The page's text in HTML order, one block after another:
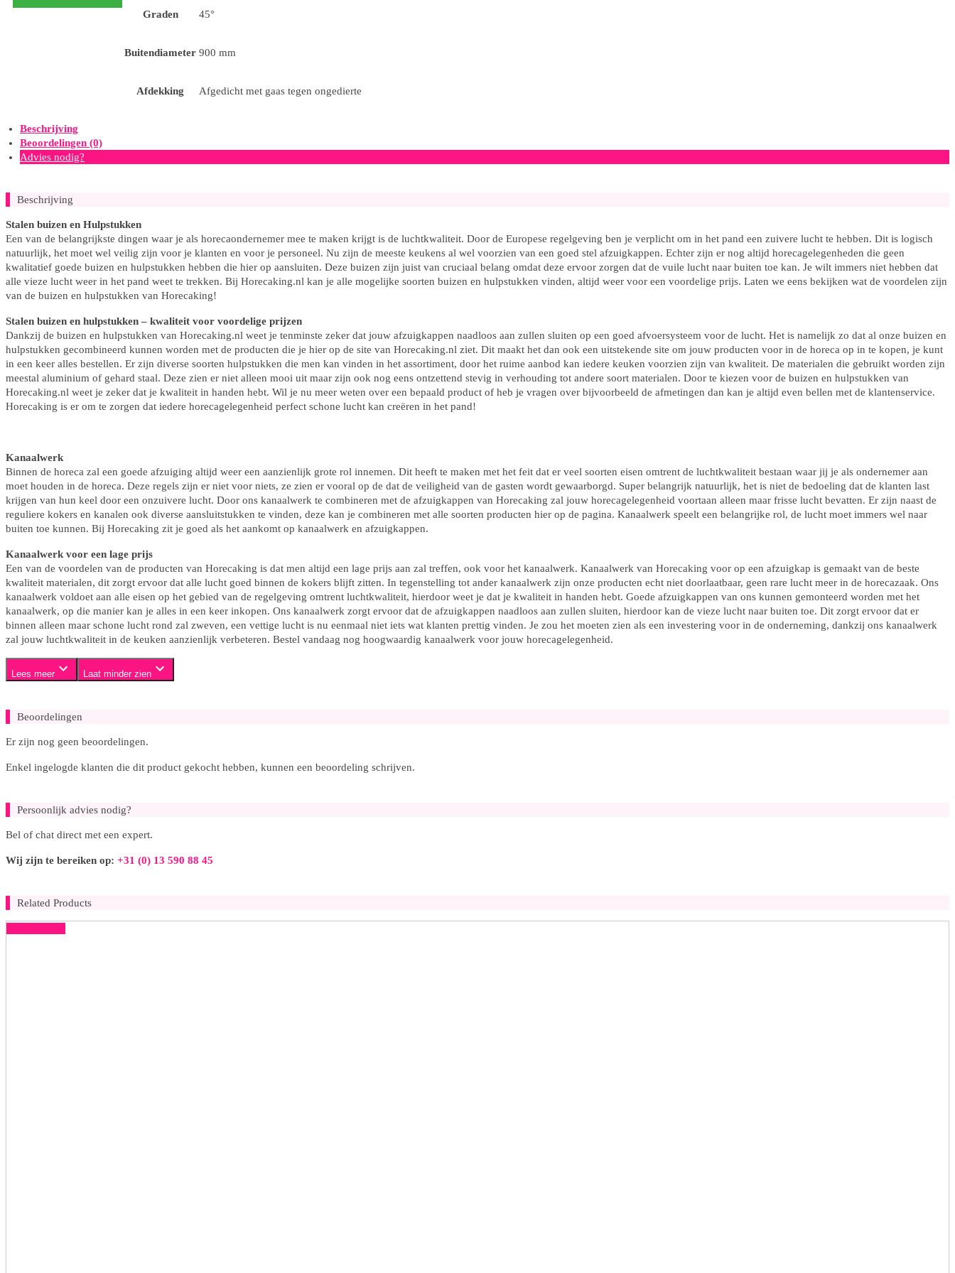
Graden 45°
Buitendiameter 900 mm
Afdekking Afgedicht met gaas tegen ongedierte
Beschrijving
Beoordelingen (0)
Advies nodig?
Beschrijving
Stalen buizen en Hulpstukken
Een van de belangrijkste dingen waar je als horecaondernemer mee te maken krijgt is de luchtkwaliteit. Door de Europese regelgeving ben je verplicht om in het pand een zuivere lucht te hebben. Dit is logisch
natuurlijk, het moet wel veilig zijn voor je klanten en voor je personeel. Nu zijn de meeste keukens al wel voorzien van een goed stel afzuigkappen. Echter zijn er nog altijd horecagelegenheden die geen
kwalitatief goede buizen en hulpstukken hebben die hier op aansluiten. Deze buizen zijn juist van cruciaal belang omdat deze ervoor zorgen dat de vuile lucht naar buiten toe kan. Je wilt immers niet hebben dat
alle vieze lucht weer in het pand weet te trekken. Bij Horecaking.nl kan je alle mogelijke soorten buizen en hulpstukken vinden, altijd weer voor een voordelige prijs. Laten we eens bekijken wat de voordelen zijn
van de buizen en hulpstukken van Horecaking!
Stalen buizen en hulpstukken – kwaliteit voor voordelige prijzen
Dankzij de buizen en hulpstukken van Horecaking.nl weet je tenminste zeker dat jouw afzuigkappen naadloos aan zullen sluiten op een goed afvoersysteem voor de lucht. Het is namelijk zo dat al onze buizen en
hulpstukken gecombineerd kunnen worden met de producten die je hier op de site van Horecaking.nl ziet. Dit maakt het dan ook een uitstekende site om jouw producten voor in de horeca op in te kopen, je kunt
in een keer alles bestellen. Er zijn diverse soorten hulpstukken die men kan vinden in het assortiment, door het ruime aanbod kan iedere keuken voorzien zijn van kwaliteit. De materialen die gebruikt worden zijn
meestal aluminium of gehard staal. Deze zien er niet alleen mooi uit maar zijn ook nog eens ontzettend stevig in verhouding tot andere soort materialen. Door te kiezen voor de buizen en hulpstukken van
Horecaking.nl weet je zeker dat je kwaliteit in handen hebt. Wil je nu meer weten over een bepaald product of heb je vragen over bijvoorbeeld de afmetingen dan kan je altijd even bellen met de klantenservice.
Horecaking is er om te zorgen dat iedere horecagelegenheid perfect schone lucht kan creëren in het pand!
Kanaalwerk
Binnen de horeca zal een goede afzuiging altijd weer een aanzienlijk grote rol innemen. Dit heeft te maken met het feit dat er veel soorten eisen omtrent de luchtkwaliteit bestaan waar jij je als ondernemer aan
moet houden in de horeca. Deze regels zijn er niet voor niets, ze zien er vooral op de dat de veiligheid van de gasten wordt gewaarborgd. Super belangrijk natuurlijk, het is niet de bedoeling dat de klanten last
krijgen van hun keel door een onzuivere lucht. Door ons kanaalwerk te combineren met de afzuigkappen van Horecaking zal jouw horecagelegenheid voortaan alleen maar frisse lucht bevatten. Er zijn naast de
reguliere kokers en kanalen ook diverse aansluitstukken te vinden, deze kan je combineren met alle soorten producten hier op de pagina. Kanaalwerk speelt een belangrijke rol, de lucht moet immers wel naar
buiten toe kunnen. Bij Horecaking zit je goed als het aankomt op kanaalwerk en afzuigkappen.
Kanaalwerk voor een lage prijs
Een van de voordelen van de producten van Horecaking is dat men altijd een lage prijs aan zal treffen, ook voor het kanaalwerk. Kanaalwerk van Horecaking voor op een afzuigkap is gemaakt van de beste
kwaliteit materialen, dit zorgt ervoor dat alle lucht goed binnen de kokers blijft zitten. In tegenstelling tot ander kanaalwerk zijn onze producten echt niet doorlaatbaar, geen rare lucht meer in de horecazaak. Ons
kanaalwerk voldoet aan alle eisen op het gebied van de regelgeving omtrent luchtkwaliteit, hierdoor weet je dat je kwaliteit in handen hebt. Goede afzuigkappen van ons kunnen gemonteerd worden met het
kanaalwerk, op die manier kan je alles in een keer inkopen. Ons kanaalwerk zorgt ervoor dat de afzuigkappen naadloos aan zullen sluiten, hierdoor kan de vieze lucht naar buiten toe. Dit zorgt ervoor dat er
binnen alleen maar schone lucht rond zal zweven, een vettige lucht is nu eenmaal niet iets wat klanten prettig vinden. Je zou het moeten zien als een investering voor in de onderneming, dankzij ons kanaalwerk
zal jouw luchtkwaliteit in de keuken aanzienlijk verbeteren. Bestel vandaag nog hoogwaardig kanaalwerk voor jouw horecagelegenheid.
Lees meer Laat minder zien
Beoordelingen
Er zijn nog geen beoordelingen.
Enkel ingelogde klanten die dit product gekocht hebben, kunnen een beoordeling schrijven.
Persoonlijk advies nodig?
Bel of chat direct met een expert.
Wij zijn te bereiken op: +31 (0) 13 590 88 45
Related Products